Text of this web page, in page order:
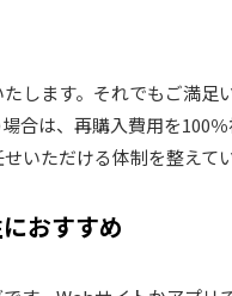
します。それでもご満足
合は、再購入費用を100
いただける体制を整えてい
おすすめ